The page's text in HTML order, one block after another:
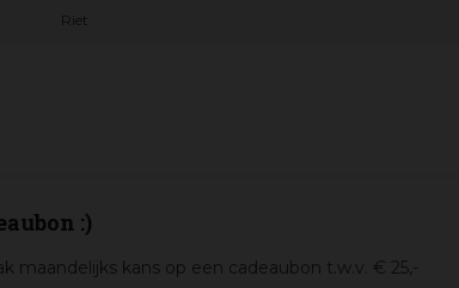
Riet
:)
kans op een cadeaubon t.w.v. € 25,-